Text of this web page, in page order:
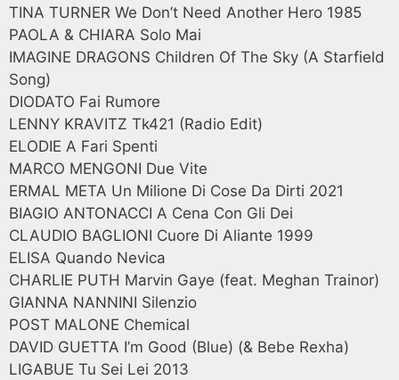
TINA TURNER We Don’t Need Another Hero 1985
PAOLA & CHIARA Solo Mai
IMAGINE DRAGONS Children Of The Sky (A Starfield
Song)
DIODATO Fai Rumore
LENNY KRAVITZ Tk421 (Radio Edit)
ELODIE A Fari Spenti
MARCO MENGONI Due Vite
ERMAL META Un Milione Di Cose Da Dirti 2021
BIAGIO ANTONACCI A Cena Con Gli Dei
CLAUDIO BAGLIONI Cuore Di Aliante 1999
ELISA Quando Nevica
CHARLIE PUTH Marvin Gaye (feat. Meghan Trainor)
GIANNA NANNINI Silenzio
POST MALONE Chemical
DAVID GUETTA I’m Good (Blue) (& Bebe Rexha)
LIGABUE Tu Sei Lei 2013